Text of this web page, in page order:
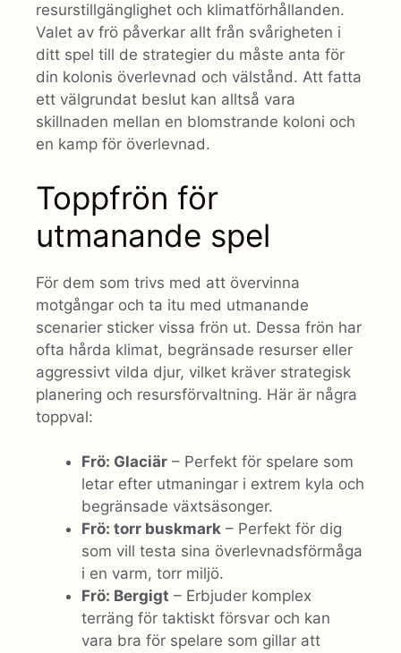
resurstillgänglighet och klimatförhållanden.
Valet av frö påverkar allt från svårigheten i
ditt spel till de strategier du måste anta för
din kolonis överlevnad och välstånd. Att fatta
ett välgrundat beslut kan alltså vara
skillnaden mellan en blomstrande koloni och
en kamp för överlevnad.
Toppfrön för
utmanande spel
För dem som trivs med att övervinna
motgångar och ta itu med utmanande
scenarier sticker vissa frön ut. Dessa frön har
ofta hårda klimat, begränsade resurser eller
aggressivt vilda djur, vilket kräver strategisk
planering och resursförvaltning. Här är några
toppval:
Frö: Glaciär – Perfekt för spelare som
letar efter utmaningar i extrem kyla och
begränsade växtsäsonger.
Frö: torr buskmark – Perfekt för dig
som vill testa sina överlevnadsförmåga
i en varm, torr miljö.
Frö: Bergigt – Erbjuder komplex
terräng för taktiskt försvar och kan
vara bra för spelare som gillar att